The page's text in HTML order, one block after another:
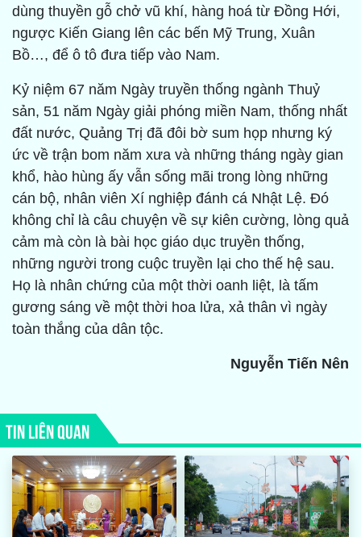
dùng thuyền gỗ chở vũ khí, hàng hoá từ Đồng Hới,
ngược Kiến Giang lên các bến Mỹ Trung, Xuân
Bồ…, để ô tô đưa tiếp vào Nam.
Kỷ niệm 67 năm Ngày truyền thống ngành Thuỷ
sản, 51 năm Ngày giải phóng miền Nam, thống nhất
đất nước, Quảng Trị đã đôi bờ sum họp nhưng ký
ức về trận bom năm xưa và những tháng ngày gian
khổ, hào hùng ấy vẫn sống mãi trong lòng những
cán bộ, nhân viên Xí nghiệp đánh cá Nhật Lệ. Đó
không chỉ là câu chuyện về sự kiên cường, lòng quả
cảm mà còn là bài học giáo dục truyền thống,
những người trong cuộc truyền lại cho thế hệ sau.
Họ là nhân chứng của một thời oanh liệt, là tấm
gương sáng về một thời hoa lửa, xả thân vì ngày
toàn thắng của dân tộc.
Nguyễn Tiến Nên
TIN LIÊN QUAN